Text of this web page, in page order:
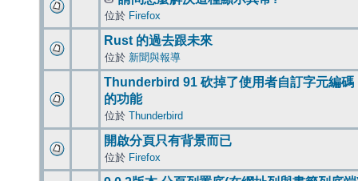
位於 Firefox
Rust 的過去跟未來
位於 新聞與報導
Thunderbird 91 砍掉了使用者自訂字元編碼
的功能
位於 Thunderbird
開啟分頁只有背景而已
位於 Firefox